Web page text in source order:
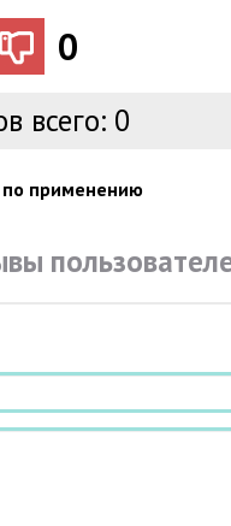
0
всего: 0
по применению